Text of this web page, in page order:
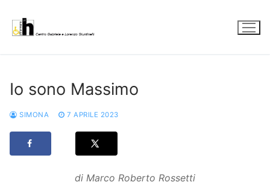
contenuto
Io sono Massimo
SIMONA 7 APRILE 2023
di Marco Roberto Rossetti